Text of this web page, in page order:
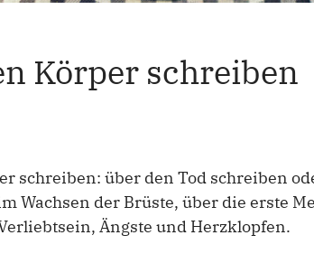
Körper schreiben
schreiben: über den Tod schreiben
Wachsen der Brüste, über die erste
Ängste und Herzklopfen.